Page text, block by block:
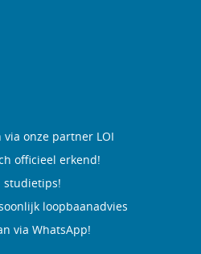
onze partner LOI
officieel erkend!
studietips!
loopbaanadvies
via WhatsApp!